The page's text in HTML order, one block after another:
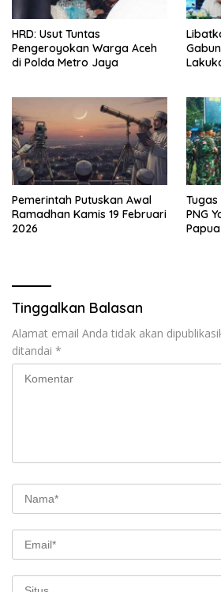
HRD: Usut Tuntas
Pengeroyokan Warga Aceh
di Polda Metro Jaya
Pemerintah Putuskan Awal
Ramadhan Kamis 19 Februari
2026
Tugas
PNG
Tinggalkan Balasan
Alamat email Anda tidak akan
ditandai *